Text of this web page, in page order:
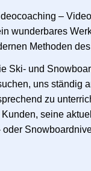
–
wunderbares
Methoden
Ski- und
uns ständig
zu
Kunden, seine
oder